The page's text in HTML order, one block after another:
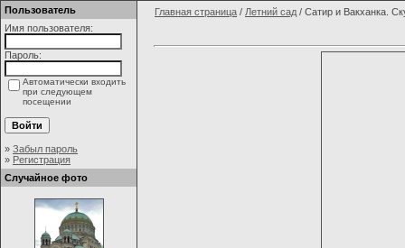
Пользователь
Имя пользователя:
Пароль:
Автоматически входить
при следующем
посещении
» Забыл пароль
» Регистрация
Случайное фото
Главная страница / Летний сад / Сатир и Вакханка.